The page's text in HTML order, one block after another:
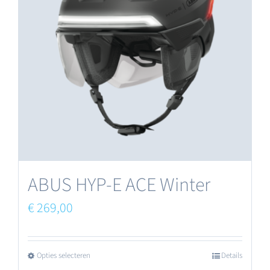
Deze
optie
kan
gekozen
worden
op
productpagina
ABUS HYP-E ACE Winter
€269,00
Opties selecteren Details